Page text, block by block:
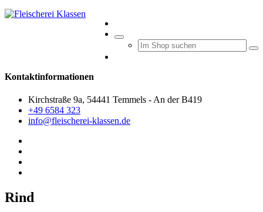
Kontaktinformationen
Kirchstraße 9a, 54441 Temmels - An der B419
+49 6584 323
info@fleischerei-klassen.de
Rind